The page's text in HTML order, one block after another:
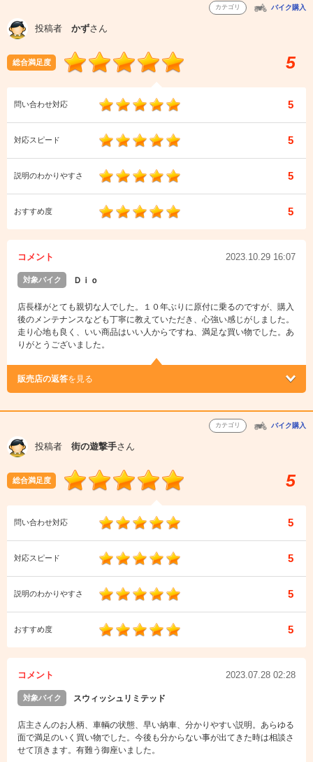
カテゴリ バイク購入
投稿者 かずさん
総合満足度 5
問い合わせ対応 5
対応スピード 5
説明のわかりやすさ 5
おすすめ度 5
コメント 2023.10.29 16:07
対象バイク Ｄｉｏ
店長様がとても親切な人でした。１０年ぶりに原付に乗るのですが、購入
後のメンテナンスなども丁寧に教えていただき、心強い感じがしました。
走り心地も良く、いい商品はいい人からですね、満足な買い物でした。あ
りがとうございました。
販売店の返答を見る
カテゴリ バイク購入
投稿者 街の遊撃手さん
総合満足度 5
問い合わせ対応 5
対応スピード 5
説明のわかりやすさ 5
おすすめ度 5
コメント 2023.07.28 02:28
対象バイク スウィッシュリミテッド
店主さんのお人柄、車輌の状態、早い納車、分かりやすい説明。あらゆる
面で満足のいく買い物でした。今後も分からない事が出てきた時は相談さ
せて頂きます。有難う御座いました。